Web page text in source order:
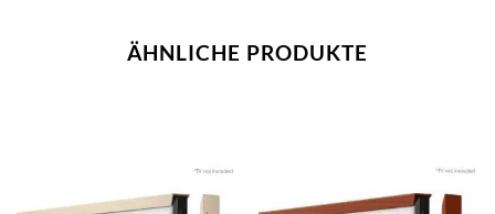
ÄHNLICHE PRODUKTE